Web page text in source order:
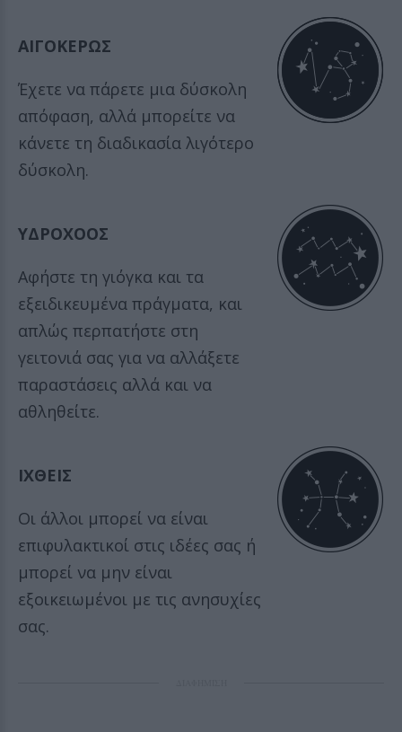
ΑΙΓΟΚΕΡΩΣ
Έχετε να πάρετε μια δύσκολη
απόφαση, αλλά μπορείτε να
κάνετε τη διαδικασία λιγότερο
δύσκολη.
ΥΔΡΟΧΟΟΣ
Αφήστε τη γιόγκα και τα
εξειδικευμένα πράγματα, και
απλώς περπατήστε στη
γειτονιά σας για να αλλάξετε
παραστάσεις αλλά και να
αθληθείτε.
ΙΧΘΕΙΣ
Οι άλλοι μπορεί να είναι
επιφυλακτικοί στις ιδέες σας ή
μπορεί να μην είναι
εξοικειωμένοι με τις ανησυχίες
σας.